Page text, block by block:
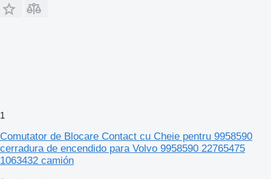
1
Comutator de Blocare Contact cu Cheie pentru 9958590
cerradura de encendido para Volvo 9958590 22765475
1063432 camión